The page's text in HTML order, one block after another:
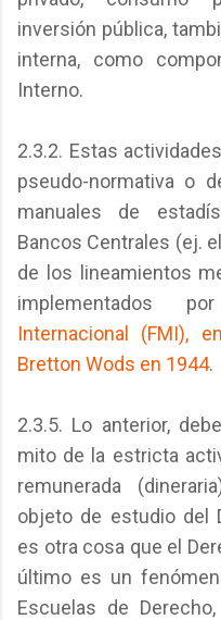
inversión pública,
interna, como
Interno.
2.3.2. Estas
pseudo-normativa o
manuales de
Bancos Centrales (ej.
de los lineamientos
implementados
Internacional (FMI),
Bretton Wods en 1944.
2.3.5. Lo anterior,
mito de la estricta
remunerada
objeto de estudio del
es otra cosa que el
último es un
Escuelas de